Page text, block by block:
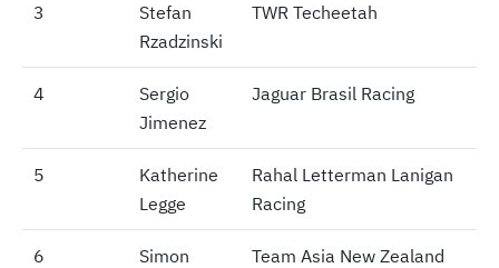
3
Stefan
Rzadzinski
TWR Techeetah
4
Sergio
Jimenez
Jaguar Brasil Racing
5
Katherine
Legge
Rahal Letterman Lanigan
Racing
6
Simon
Team Asia New Zealand
3
4
5
6